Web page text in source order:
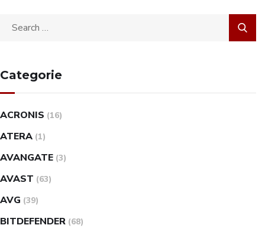
Categorie
ACRONIS (16)
ATERA (1)
AVANGATE (3)
AVAST (63)
AVG (39)
BITDEFENDER (68)